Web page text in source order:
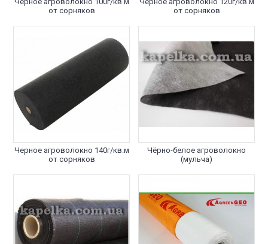
от сорняков
от сорняков
Черное агроволокно 140г/кв.м
от сорняков
Чёрно-белое агроволокно
(мульча)